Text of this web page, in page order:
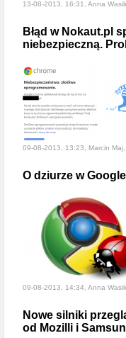
13-08-2013, 16:31, Anna
Błąd w Nokaut.pl
niebezpieczną.
09-08-2013, 13:23, Marcin Maj,
O dziurze w
09-08-2013, 14:34, Anna
Nowe silniki
od Mozilli i